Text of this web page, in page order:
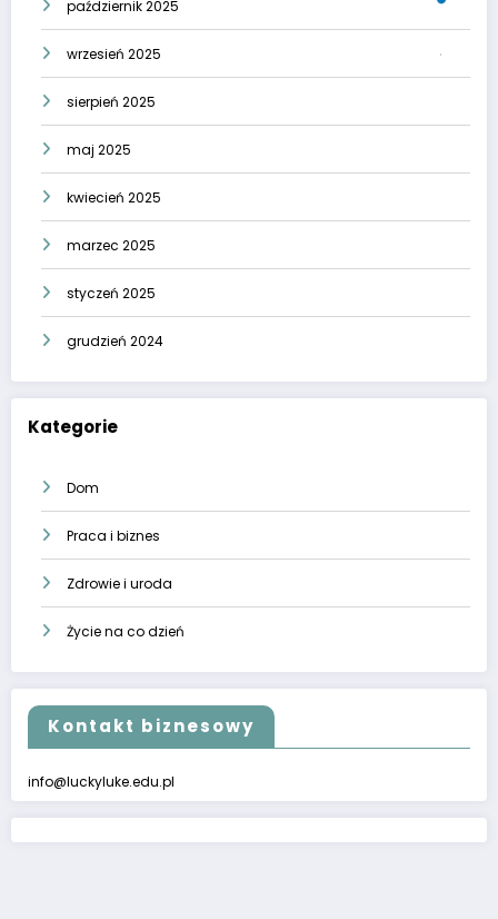
październik 2025
wrzesień 2025
sierpień 2025
maj 2025
kwiecień 2025
marzec 2025
styczeń 2025
grudzień 2024
Kategorie
Dom
Praca i biznes
Zdrowie i uroda
Życie na co dzień
Kontakt biznesowy
info@luckyluke.edu.pl